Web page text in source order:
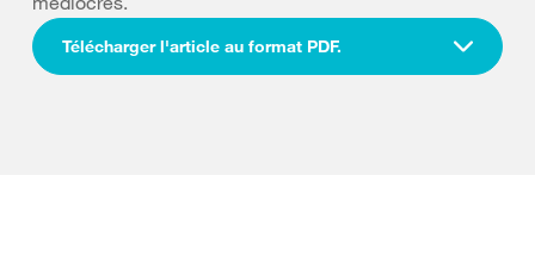
Télécharger l'article au format PDF.